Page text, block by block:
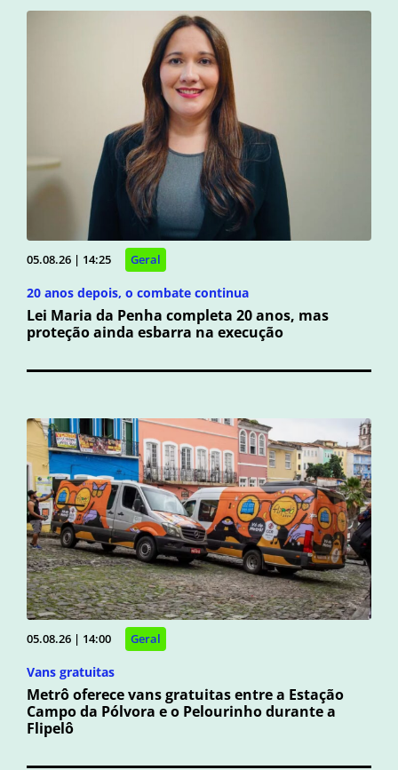
05.08.26 | 14:25 Geral
20 anos depois, o combate continua
Lei Maria da Penha completa 20 anos, mas
proteção ainda esbarra na execução
05.08.26 | 14:00 Geral
Vans gratuitas
Metrô oferece vans gratuitas entre a Estação
Campo da Pólvora e o Pelourinho durante a
Flipelô